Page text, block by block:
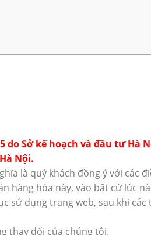
do Sở kế hoạch và đầu tư Hà
Nội.
là quý khách đồng ý với các
hóa này, vào bất cứ lúc
sử dụng trang web, sau khi
thay đổi của chúng tôi.